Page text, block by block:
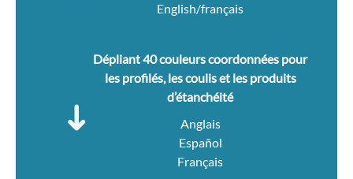
English/français
Dépliant 40 couleurs coordonnées pour
les profilés, les coulis et les produits
d’étanchéité
Anglais
Español
Français